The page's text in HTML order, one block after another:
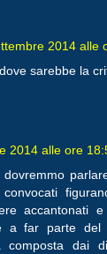
2014 alle
sarebbe la
2014 alle ore
accantonati
a far parte
composta dai